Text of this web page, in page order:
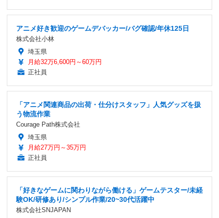
アニメ好き歓迎のゲームデバッカー/バグ確認/年休125日
株式会社小林
埼玉県
月給32万6,600円～60万円
正社員
「アニメ関連商品の出荷・仕分けスタッフ」人気グッズを扱
う物流作業
Courage Path株式会社
埼玉県
月給27万円～35万円
正社員
「好きなゲームに関わりながら働ける」ゲームテスター/未経
験OK/研修あり/シンプル作業/20~30代活躍中
株式会社SNJAPAN